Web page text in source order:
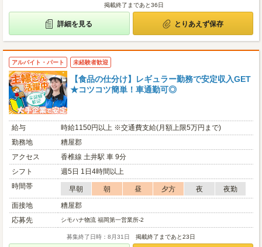
掲載終了まであと36日
詳細を見る とりあえず保存
アルバイト・パート 未経験者歓迎
【食品の仕分け】レギュラー勤務で安定収入GET
★コツコツ簡単！車通勤可◎
給与
時給1150円以上 ※交通費支給(月額上限5万円まで)
勤務地
糟屋郡
アクセス
香椎線 土井駅 車 9分
シフト
週5日 1日4時間以上
時間帯
早朝 朝 昼 夕方 夜
夜勤
面接地
糟屋郡
応募先
シモハナ物流 福岡第一営業所-2
募集終了日時：8月31日 掲載終了まであと23日